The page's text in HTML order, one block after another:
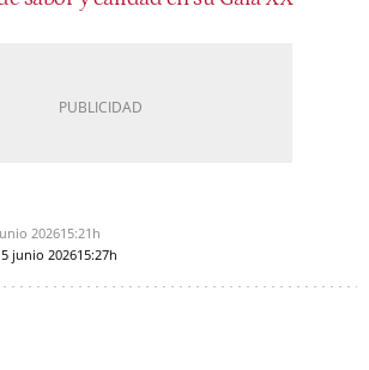
202615:21h
junio 202615:27h